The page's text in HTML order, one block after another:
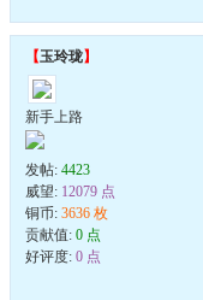
【玉玲珑】
新手上路
发帖: 4423
威望: 12079 点
铜币: 3636 枚
贡献值: 0 点
好评度: 0 点